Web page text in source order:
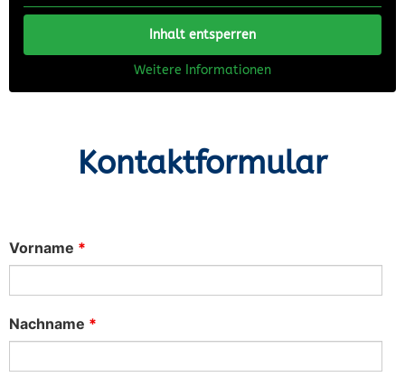
Inhalt entsperren
Weitere Informationen
Kontaktformular
Vorname *
Nachname *